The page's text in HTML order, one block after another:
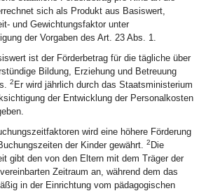
sich als Produkt aus Basiswert,
und Gewichtungsfaktor unter
der Vorgaben des Art. 23 Abs. 1.
ist der Förderbetrag für die tägliche über
Bildung, Erziehung und Betreuung
2 Er wird jährlich durch das Staatsministerium
der Entwicklung der Personalkosten
wird eine höhere Förderung
der Kinder gewährt. 2 Die
gibt den von den Eltern mit dem Träger der
Zeitraum an, während dem das
in der Einrichtung vom pädagogischen